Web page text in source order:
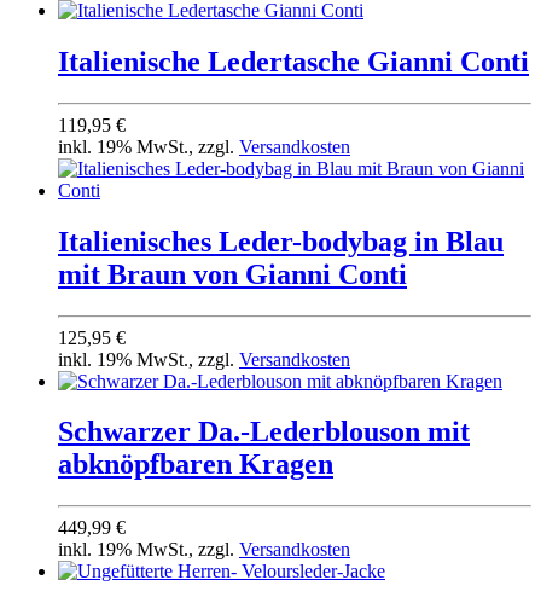
Italienische Ledertasche Gianni Conti
119,95 €
inkl. 19% MwSt., zzgl. Versandkosten
Italienisches Leder-bodybag in Blau
mit Braun von Gianni Conti
125,95 €
inkl. 19% MwSt., zzgl. Versandkosten
Schwarzer Da.-Lederblouson mit
abknöpfbaren Kragen
449,99 €
inkl. 19% MwSt., zzgl. Versandkosten